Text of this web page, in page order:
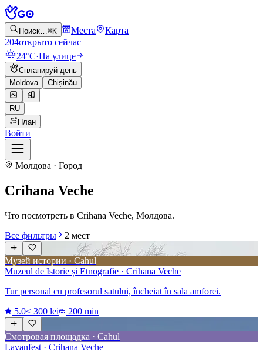
Поиск…⌘K Места
Карта
204открыто сейчас
24°C·На улице
Спланируй день
Moldova
Chișinău
RU
План
Войти
Молдова · Город
Crihana Veche
Что посмотреть в Crihana Veche, Молдова.
Все фильтры
2 мест
Музей истории · Cahul
Muzeul de Istorie și Etnografie · Crihana Veche
Tur personal cu profesorul satului, încheiat în sala amforei.
5.0< 300 lei 200 min
Смотровая площадка · Cahul
Lavanfest · Crihana Veche